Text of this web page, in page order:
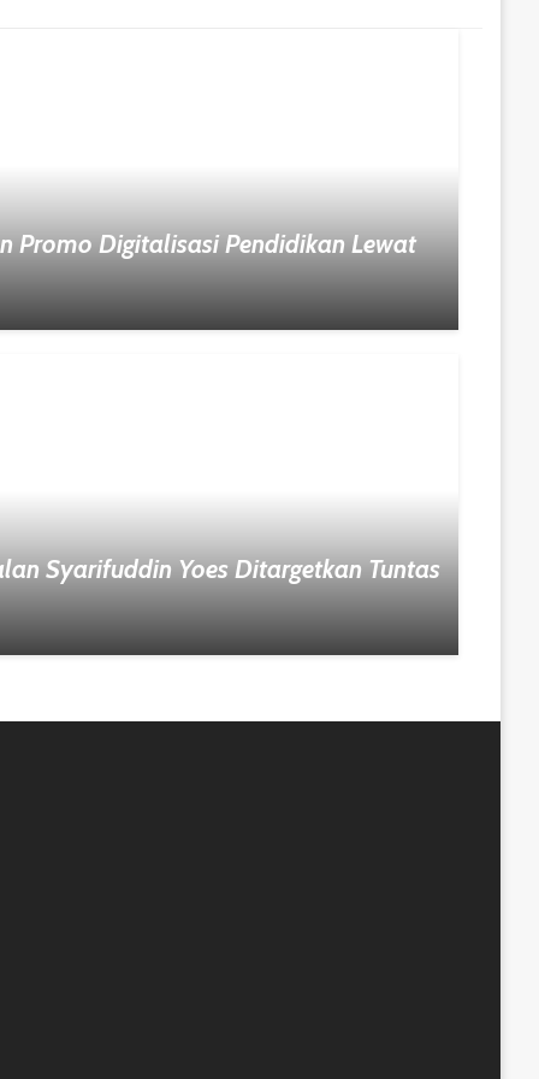
Promo Digitalisasi Pendidikan Lewat
Syarifuddin Yoes Ditargetkan Tuntas